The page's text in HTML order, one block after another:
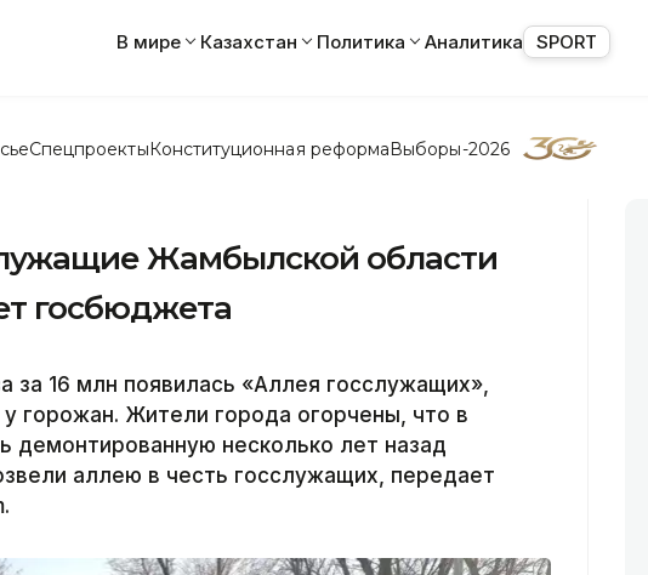
В мире Казахстан Политика Аналитика SPORT
СпецпроектыКонституционная реформаВыборы-2026
Жамбылской области
госбюджета
за 16 млн появилась «Аллея госслужащих»,
горожан. Жители города огорчены, что в
демонтированную несколько лет назад
аллею в честь госслужащих, передает